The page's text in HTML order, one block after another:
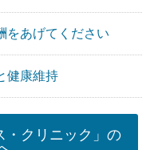
あげてください
健康維持
・クリニック」の